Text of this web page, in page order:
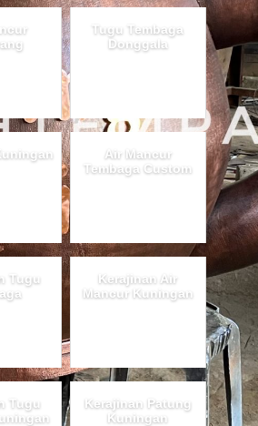
Tugu Tembaga
Donggala
Air Mancur
Tembaga Custom
Tugu
Kerajinan Air
Mancur Kuningan
Tugu
Kerajinan Patung
Kuningan